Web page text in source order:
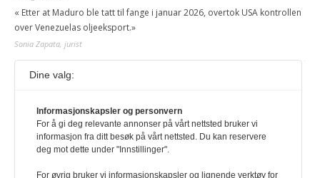
« Etter at Maduro ble tatt til fange i januar 2026, overtok USA kontrollen
over Venezuelas oljeeksport.»
Sonia Zapata, jurist
117,8 millioner er på flukt, en nedgang fra forrige
1. august 2026
Ville ha tilsvart verdens trettende største land i folketall. For å lese
denne må du ha abonnement Logg inn her Ny abonnent? Velg
også egne abonnementer for biblioteker og bedrifter.
Dine valg:
Informasjonskapsler og personvern
For å gi deg relevante annonser på vårt nettsted bruker vi
informasjon fra ditt besøk på vårt nettsted. Du kan reservere
deg mot dette under "Innstillinger".
For øvrig bruker vi informasjonskapsler og lignende verktøy for